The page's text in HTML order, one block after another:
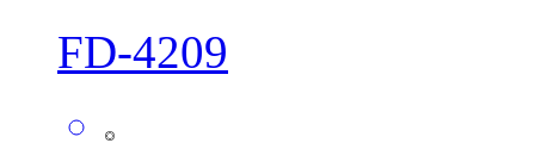
FD-4209